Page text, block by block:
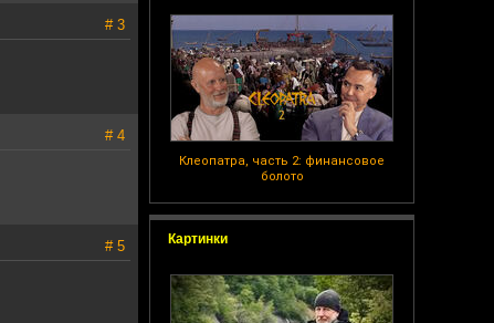
Клеопатра, часть 2: финансовое
болото
Картинки
# 3
# 4
# 5